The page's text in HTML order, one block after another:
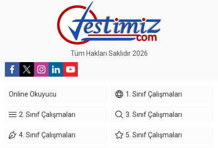
Tüm Hakları Saklıdır 2026
Online Okuyucu 1. Sınıf Çalışmaları
2. Sınıf Çalışmaları 3. Sınıf Çalışmaları
4. Sınıf Çalışmaları 5. Sınıf Çalışmaları